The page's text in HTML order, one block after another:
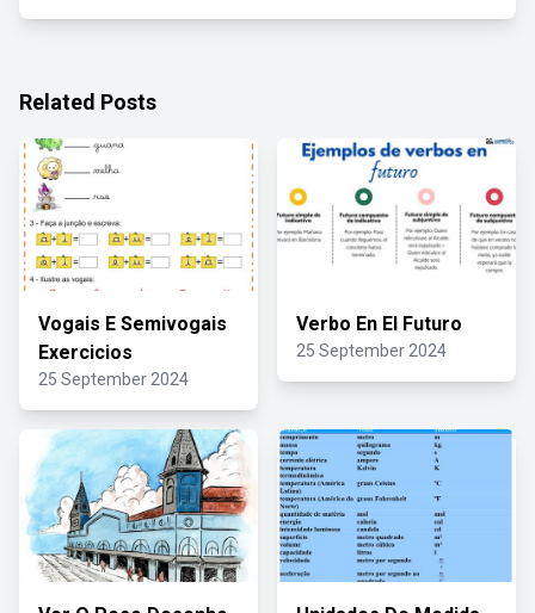
Related Posts
Vogais E Semivogais
Exercicios
25 September 2024
Verbo En El Futuro
25 September 2024